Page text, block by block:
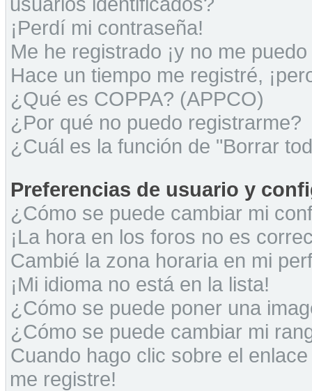
¡Perdí mi contraseña!
Me he registrado ¡y no me
Hace un tiempo me registré,
¿Qué es COPPA? (APPCO)
¿Por qué no puedo registrarme?
¿Cuál es la función de "Borrar
Preferencias de usuario y
¿Cómo se puede cambiar mi
¡La hora en los foros no es
Cambié la zona horaria en mi
¡Mi idioma no está en la lista!
¿Cómo se puede poner una
¿Cómo se puede cambiar mi
Cuando hago clic sobre el
me registre!